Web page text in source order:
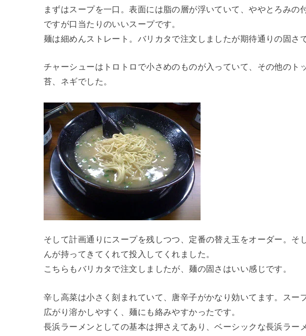
まずはスープを一口。表面には脂の層が浮いていて、ややとろみの
ですが口当たりのいいスープです。
麺は細めんストレート。バリカタで注文しましたが期待通りの固さで
チャーシューはトロトロで小さめのものが入っていて、その他のト
苔、ネギでした。
そして計画通りにスープを残しつつ、定番の替え玉をオーダー。そ
んが持ってきてくれて投入してくれました。
こちらもバリカタで注文しましたが、麺の固さはいい感じです。
辛し高菜は小さく刻まれていて、唐辛子がかなり効いてます。スー
広がり溶かしやすく、麺にも絡みやすかったです。
長浜ラーメンとしての基本は押さえてあり、ベーシックな長浜ラー